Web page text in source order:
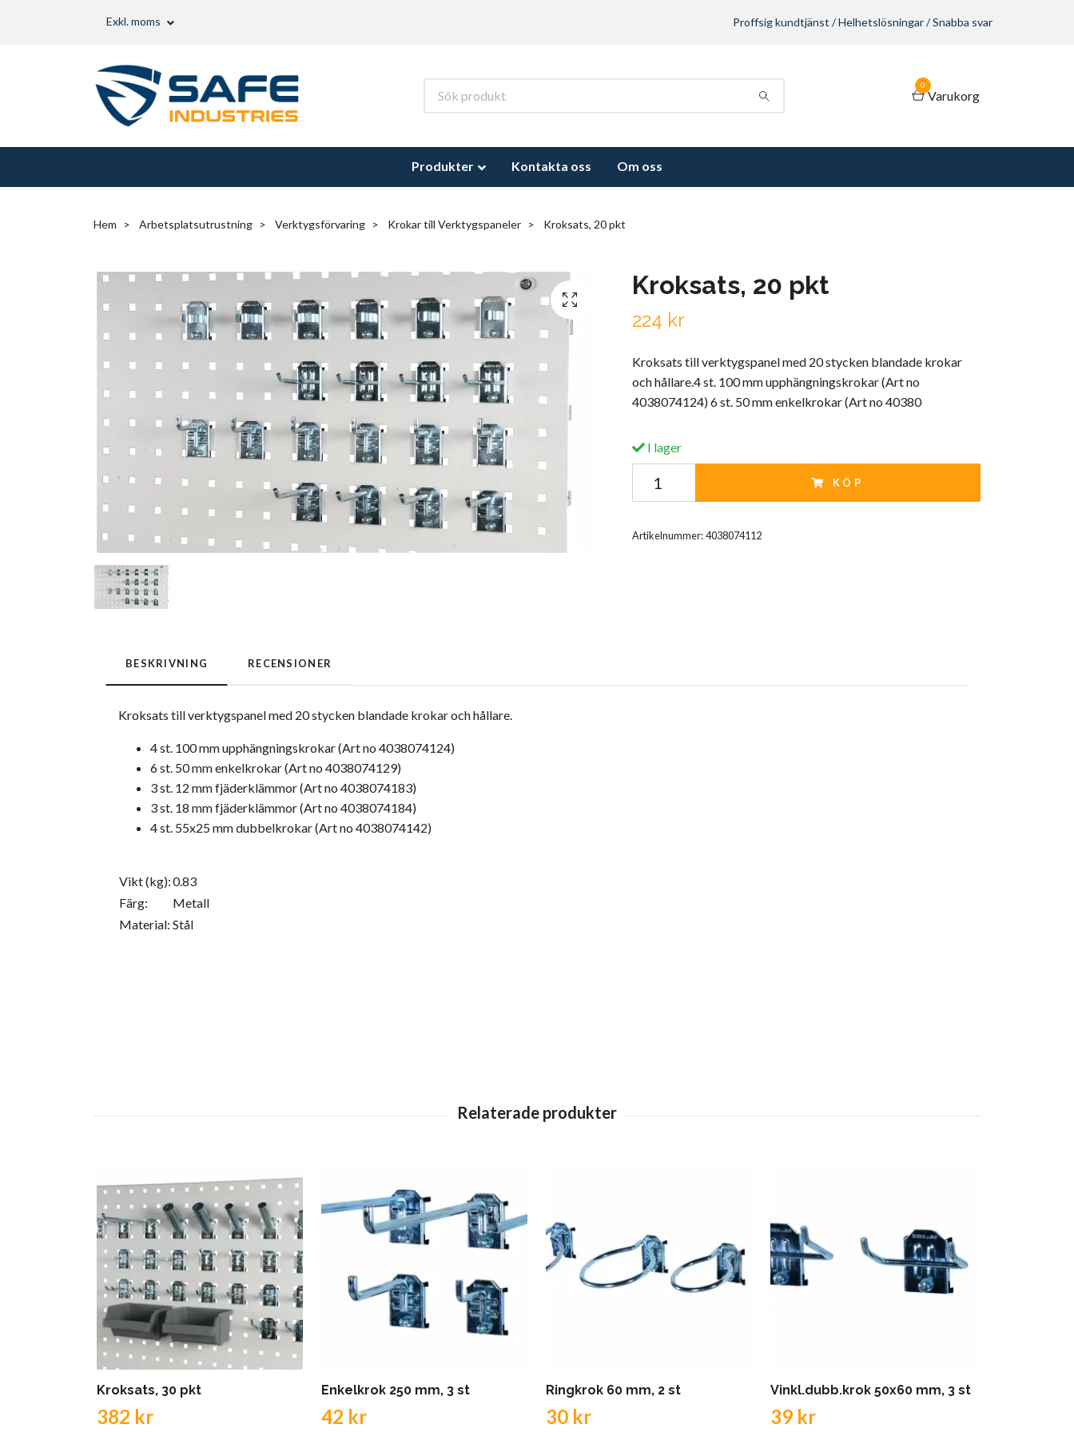
Exkl. moms Proffsig kundtjänst / Helhetslösningar / Snabba svar
0
Varukorg
Produkter Kontakta oss Om oss
Hem Arbetsplatsutrustning Verktygsförvaring Krokar till Verktygspaneler Kroksats, 20 pkt
Kroksats, 20 pkt
224 kr
Kroksats till verktygspanel med 20 stycken blandade krokar
och hållare.4 st. 100 mm upphängningskrokar (Art no
4038074124) 6 st. 50 mm enkelkrokar (Art no 40380
I lager
KÖP
Artikelnummer:4038074112
BESKRIVNING RECENSIONER
Kroksats till verktygspanel med 20 stycken blandade krokar och hållare.
4 st. 100 mm upphängningskrokar (Art no 4038074124)
6 st. 50 mm enkelkrokar (Art no 4038074129)
3 st. 12 mm fjäderklämmor (Art no 4038074183)
3 st. 18 mm fjäderklämmor (Art no 4038074184)
4 st. 55x25 mm dubbelkrokar (Art no 4038074142)
Vikt (kg):0.83
Färg:
Metall
Material: Stål
Kroksats, 30 pkt
382 kr
Enkelkrok 250 mm, 3 st
42 kr
Ringkrok 60 mm, 2 st
30 kr
Vinkl.dubb.krok 50x60 mm, 3 st
39 kr